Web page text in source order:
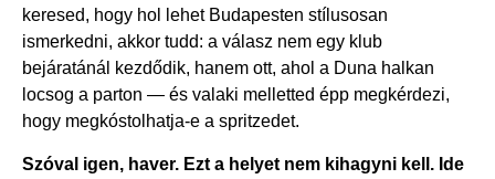
keresed, hogy hol lehet Budapesten stílusosan
ismerkedni, akkor tudd: a válasz nem egy klub
bejáratánál kezdődik, hanem ott, ahol a Duna halkan
locsog a parton — és valaki melletted épp megkérdezi,
hogy megkóstolhatja-e a spritzedet.
Szóval igen, haver. Ezt a helyet nem kihagyni kell. Ide